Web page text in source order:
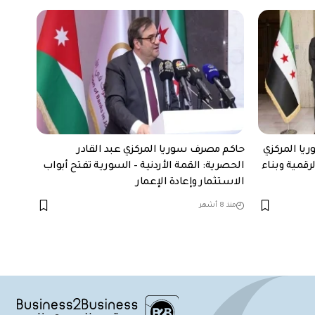
المركزي
وبناء
حاكم مصرف سوريا المركزي عبد القادر
الحصرية: القمة الأردنية – السورية تفتح أبواب
الاستثمار وإعادة الإعمار
منذ 8 أشهر